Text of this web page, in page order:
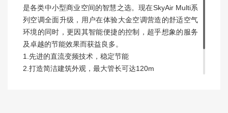
是各类中小型商业空间的智慧之选。现在SkyAir Multi系
列空调全面升级，用户在体验大金空调营造的舒适空气
环境的同时，更因其智能便捷的控制，超乎想象的服务
及卓越的节能效果而获益良多。
1.先进的直流变频技术，稳定节能
2.打造简洁建筑外观，最大管长可达120m